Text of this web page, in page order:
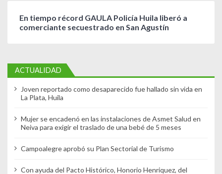
En tiempo récord GAULA Policía Huila liberó a
comerciante secuestrado en San Agustín
ACTUALIDAD
Joven reportado como desaparecido fue hallado sin vida en
La Plata, Huila
Mujer se encadenó en las instalaciones de Asmet Salud en
Neiva para exigir el traslado de una bebé de 5 meses
Campoalegre aprobó su Plan Sectorial de Turismo
Con ayuda del Pacto Histórico, Honorio Henriquez, del